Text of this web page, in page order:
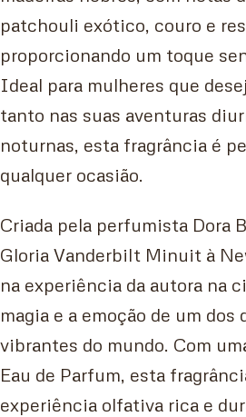
patchouli exótico, couro e
proporcionando um toque
Ideal para mulheres que
tanto nas suas aventuras
noturnas, esta fragrância é
qualquer ocasião.
Criada pela perfumista Dora
Gloria Vanderbilt Minuit à
na experiência da autora na
magia e a emoção de um dos
vibrantes do mundo. Com
Eau de Parfum, esta
experiência olfativa rica e